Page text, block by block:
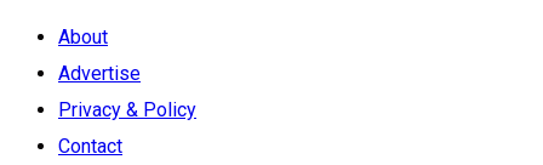
About
Advertise
Privacy & Policy
Contact